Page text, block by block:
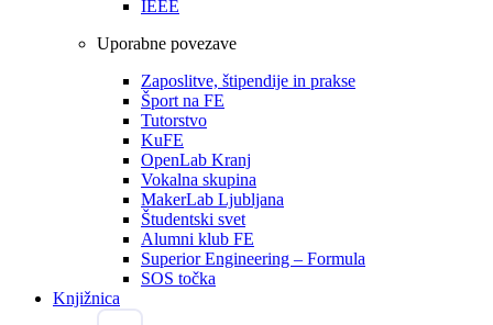
IEEE
Uporabne povezave
Zaposlitve, štipendije in prakse
Šport na FE
Tutorstvo
KuFE
OpenLab Kranj
Vokalna skupina
MakerLab Ljubljana
Študentski svet
Alumni klub FE
Superior Engineering – Formula
SOS točka
Knjižnica